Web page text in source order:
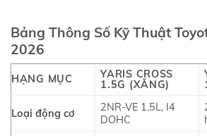
Bảng Thông Số Kỹ Thuật
2026
HẠNG MỤC
YARIS CROSS
1.5G (XĂNG)
Loại động cơ
2NR-VE 1.5L, I4
DOHC